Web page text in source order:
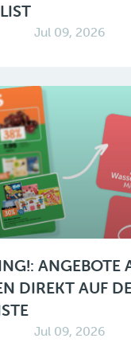
Jul 09, 2026
ANGEBOTE
DIREKT AUF
Jul 09, 2026